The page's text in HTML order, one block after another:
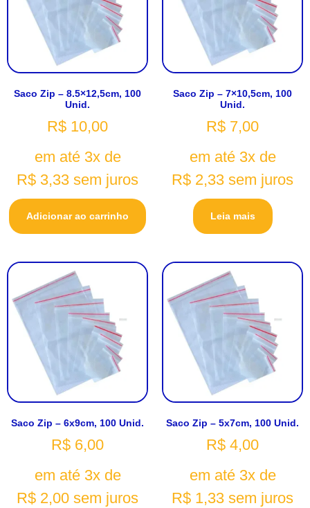
Saco Zip – 8.5×12,5cm, 100
Unid.
R$ 10,00
em até 3x de
R$ 3,33 sem juros
Adicionar ao carrinho
Saco Zip – 7×10,5cm, 100
Unid.
R$ 7,00
em até 3x de
R$ 2,33 sem juros
Leia mais
Saco Zip – 6x9cm, 100 Unid.
R$ 6,00
em até 3x de
R$ 2,00 sem juros
Saco Zip – 5x7cm, 100 Unid.
R$ 4,00
em até 3x de
R$ 1,33 sem juros